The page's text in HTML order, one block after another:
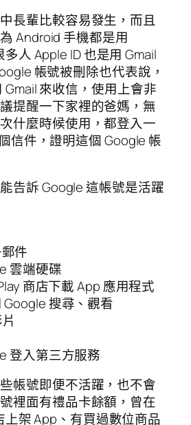
長輩比較容易發生，而且
Android 手機都是用
人 Apple ID 也是用 Gmail
帳號被刪除也代表說，
來收信，使用上會非
提醒一下家裡的爸媽，無
什麼時候使用，都登入一
信件，證明這個 Google 帳
告訴 Google 這帳號是活躍
件
雲端硬碟
商店下載 App 應用程式
搜尋、觀看
登入第三方服務
帳號即便不活躍，也不會
裡面有禮品卡餘額，曾在
上架 App、有買過數位商品